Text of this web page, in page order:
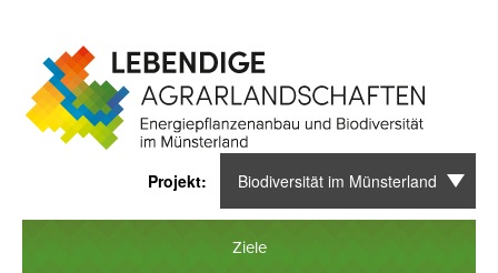
Biodiversität im Münsterland
Ziele